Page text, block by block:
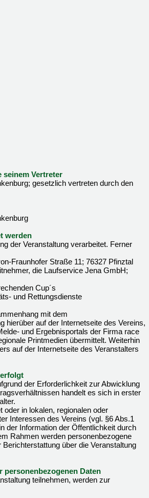
seinem Vertreter
gesetzlich vertreten durch den
werden
der Veranstaltung verarbeitet. Ferner
Fraunhofer Straße 11; 76327 Pfinztal
die Laufservice Jena GmbH;
Cup´s
und Rettungsdienste
mit dem
hierüber auf der Internetseite des Vereins,
und Ergebnisportals der Firma race
Printmedien übermittelt. Weiterhin
auf der Internetseite des Veranstalters
der Erforderlichkeit zur Abwicklung
handelt es sich in erster
oder in lokalen, regionalen oder
Interessen des Vereins (vgl. §6 Abs.1
der Information der Öffentlichkeit durch
Rahmen werden personenbezogene
über die Veranstaltung
personenbezogenen Daten
teilnehmen, werden zur